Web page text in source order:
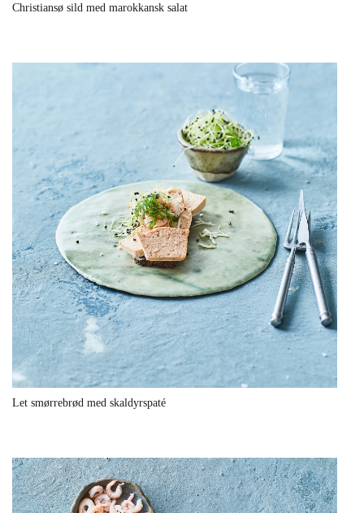
Christiansø sild med marokkansk salat
Let smørrebrød med skaldyrspaté